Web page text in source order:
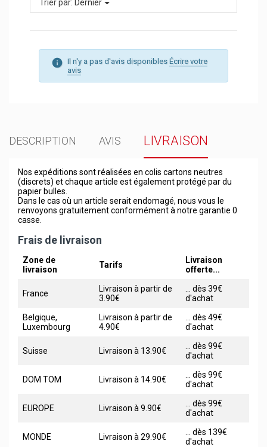
Trier par: Dernier
Il n'y a pas d'avis disponibles Écrire votre
avis
DESCRIPTION AVIS LIVRAISON
Nos expéditions sont réalisées en colis cartons neutres
(discrets) et chaque article est également protégé par du
papier bulles.
Dans le cas où un article serait endomagé, nous vous le
renvoyons gratuitement conformément à notre garantie 0
casse.
Frais de livraison
Zone de
livraison
Tarifs
Livraison
offerte...
France
Livraison à partir de
3.90€
... dès 39€
d'achat
Belgique,
Luxembourg
Livraison à partir de
4.90€
... dès 49€
d'achat
Suisse Livraison à 13.90€
... dès 99€
d'achat
DOM TOM Livraison à 14.90€
... dès 99€
d'achat
EUROPE Livraison à 9.90€
... dès 99€
d'achat
MONDE Livraison à 29.90€
... dès 139€
d'achat